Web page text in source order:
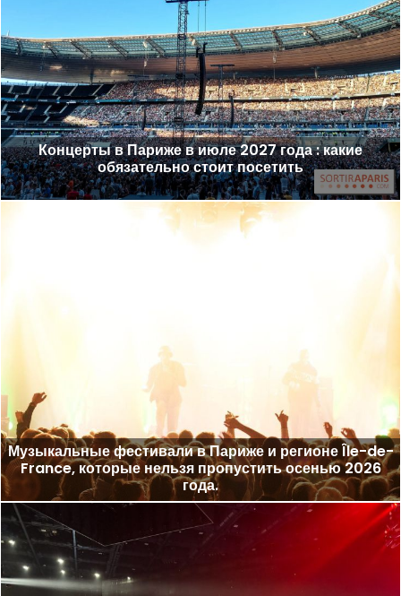
Концерты в Париже в июле 2027 года : какие
обязательно стоит посетить
Музыкальные фестивали в Париже и регионе Île-de-
France, которые нельзя пропустить осенью 2026
года.